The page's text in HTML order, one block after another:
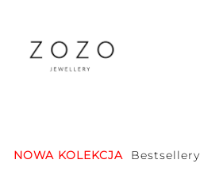
NOWA KOLEKCJA Bestsellery